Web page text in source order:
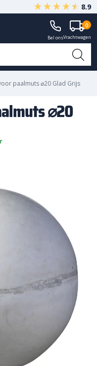
Gegarandeerd A-kwaliteit
8.9
Bel onsVrachtwagen
0
paalmuts ⌀20 Glad Grijs
⌀20
⌀20